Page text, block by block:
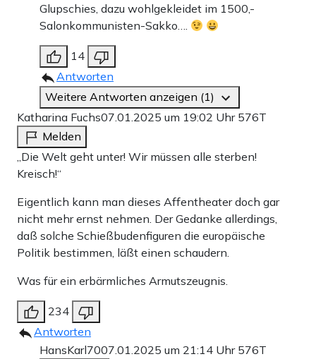
Glupschies, dazu wohlgekleidet im 1500,-
Salonkommunisten-Sakko….
14
Antworten
Weitere Antworten anzeigen (1)
Katharina Fuchs07.01.2025 um 19:02 Uhr 576T
Melden
„Die Welt geht unter! Wir müssen alle sterben!
Kreisch!“
Eigentlich kann man dieses Affentheater doch gar
nicht mehr ernst nehmen. Der Gedanke allerdings,
daß solche Schießbudenfiguren die europäische
Politik bestimmen, läßt einen schaudern.
Was für ein erbärmliches Armutszeugnis.
234
Antworten
HansKarl7007.01.2025 um 21:14 Uhr 576T